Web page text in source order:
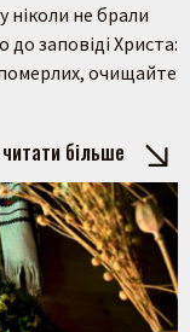
ніколи не брали
заповіді Христа:
очищайте
читати більше